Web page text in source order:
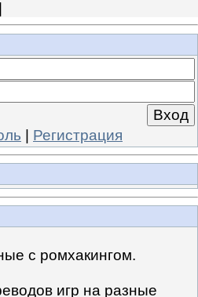
| Регистрация
с ромхакингом.
игр на разные